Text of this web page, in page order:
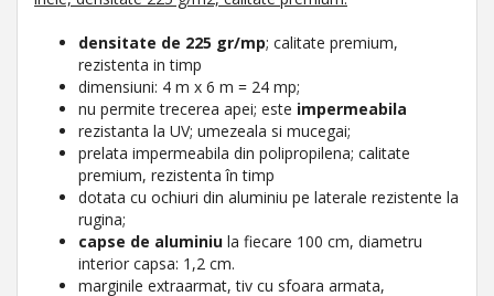
densitate de 225 gr/mp; calitate premium,
rezistenta in timp
dimensiuni: 4 m x 6 m = 24 mp;
nu permite trecerea apei; este impermeabila
rezistanta la UV; umezeala si mucegai;
prelata impermeabila din polipropilena; calitate
premium, rezistenta în timp
dotata cu ochiuri din aluminiu pe laterale rezistente la
rugina;
capse de aluminiu la fiecare 100 cm, diametru
interior capsa: 1,2 cm.
marginile extraarmat, tiv cu sfoara armata,